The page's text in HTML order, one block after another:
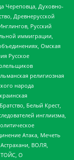
Череповца, Духовно-
Древнерусской
Русский
иммиграции,
Омская
Русское
религиозная
народа
Белый Крест,
инглиизма,
Атака, Мечеть
ВОЛЯ,
ТОЙС, О